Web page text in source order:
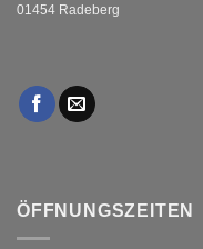
01454 Radeberg
ÖFFNUNGSZEITEN